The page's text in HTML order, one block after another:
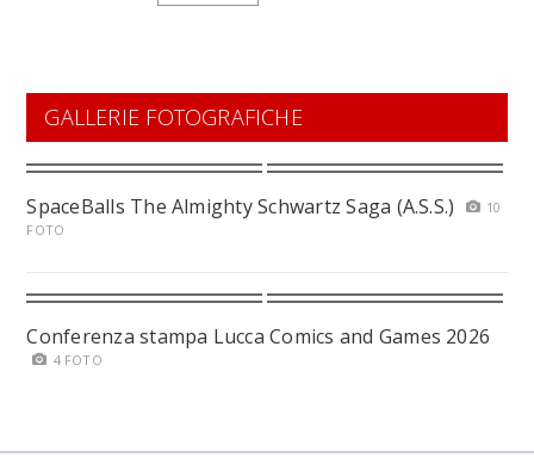
GALLERIE FOTOGRAFICHE
SpaceBalls The Almighty Schwartz Saga (A.S.S.)
10
FOTO
Conferenza stampa Lucca Comics and Games 2026
4 FOTO